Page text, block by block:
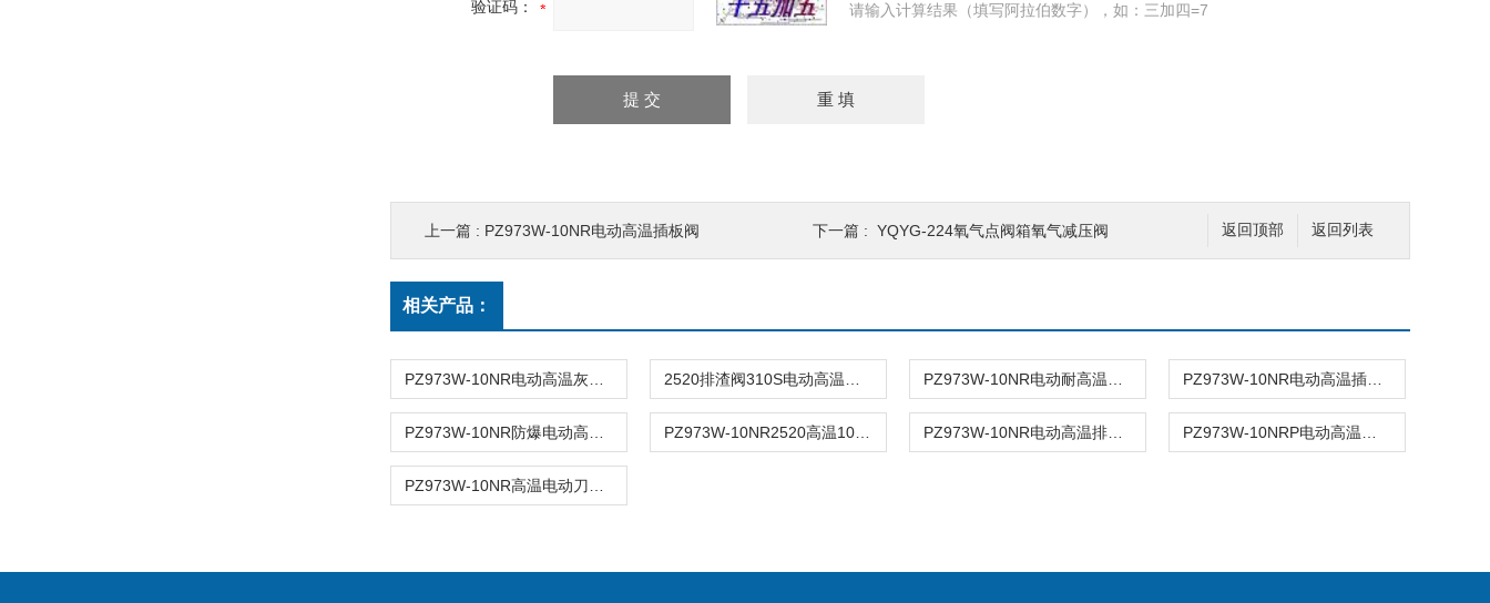
验证码： 请输入计算结果（填写阿拉伯数字），如：三加四=7
返回列表
返回顶部
上一篇 : PZ973W-10NR电动高温插板阀 下一篇 : YQYG-224氧气点阀箱氧气减压阀
相关产品：